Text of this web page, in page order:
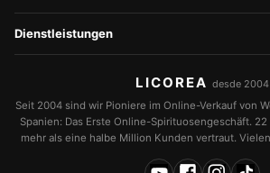
Dienstleistungen
LICOREA desde 2004
Seit 2004 sind wir Pioniere im Online-Verkauf von
Spanien: Das Erste Online-Spirituosengeschäft.
mehr als eine halbe Million Kunden vertraut.